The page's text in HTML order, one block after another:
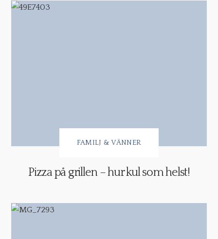
FAMILJ & VÄNNER
Pizza på grillen – hur kul som helst!